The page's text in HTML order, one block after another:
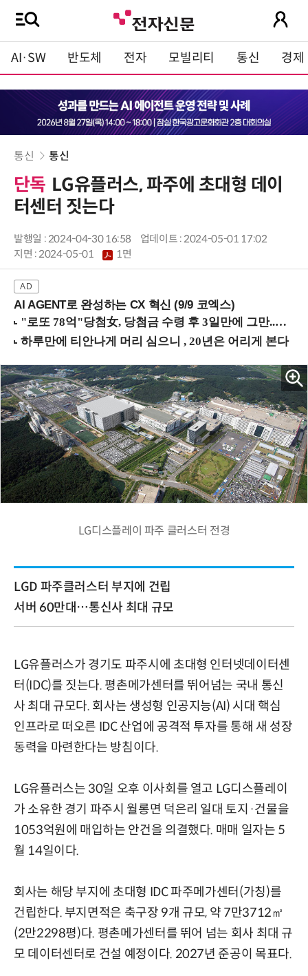
AI·SW 반도체 전자 모빌리티 통신 경제
통신 통신
단독 LG유플러스, 파주에 초대형 데이
터센터 짓는다
발행일 : 2024-04-30 16:58
업데이트 : 2024-05-01 17:02
지면 :2024-05-01 1면
AI AGENT로 완성하는 CX 혁신 (9/9 코엑스)
LG디스플레이 파주 클러스터 전경
LGD 파주클러스터 부지에 건립
서버 60만대…통신사 최대 규모
LG유플러스가 경기도 파주시에 초대형 인터넷데이터센
터(IDC)를 짓는다. 평촌메가센터를 뛰어넘는 국내 통신
사 최대 규모다. 회사는 생성형 인공지능(AI) 시대 핵심
인프라로 떠오른 IDC 산업에 공격적 투자를 통해 새 성장
동력을 마련한다는 방침이다.
LG유플러스는 30일 오후 이사회를 열고 LG디스플레이
가 소유한 경기 파주시 월롱면 덕은리 일대 토지·건물을
1053억원에 매입하는 안건을 의결했다. 매매 일자는 5
월 14일이다.
회사는 해당 부지에 초대형 IDC 파주메가센터(가칭)를
건립한다. 부지면적은 축구장 9개 규모, 약 7만3712㎡
(2만2298평)다. 평촌메가센터를 뛰어 넘는 회사 최대 규
모 데이터센터로 건설 예정이다. 2027년 준공이 목표다.